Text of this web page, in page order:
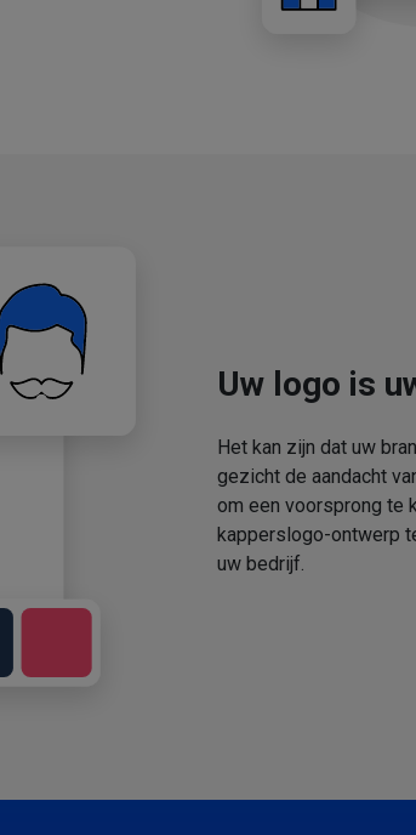
Uw logo is
Het kan zijn dat uw
gezicht de aandacht
om een voorsprong te
kapperslogo-ontwerp
uw bedrijf.